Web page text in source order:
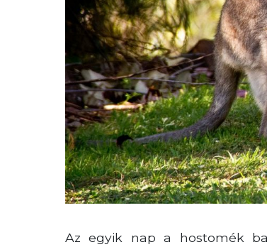
Az egyik nap a hostomék